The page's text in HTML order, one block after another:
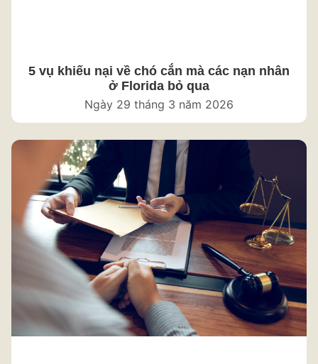
5 vụ khiếu nại về chó cắn mà các nạn nhân
ở Florida bỏ qua
Ngày 29 tháng 3 năm 2026